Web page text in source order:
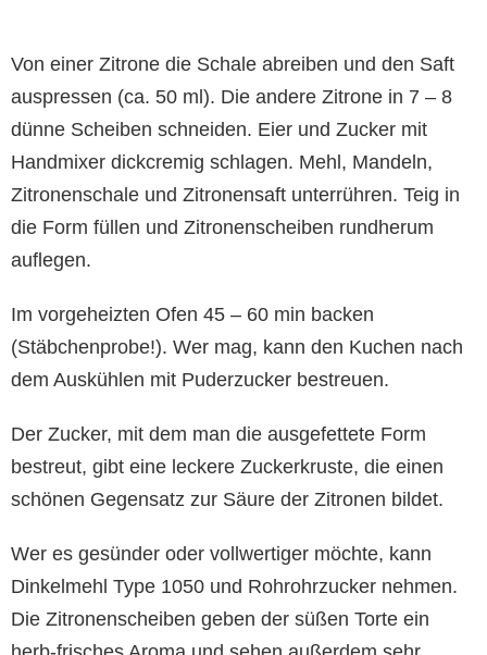
Von einer Zitrone die Schale abreiben und den Saft
auspressen (ca. 50 ml). Die andere Zitrone in 7 – 8
dünne Scheiben schneiden. Eier und Zucker mit
Handmixer dickcremig schlagen. Mehl, Mandeln,
Zitronenschale und Zitronensaft unterrühren. Teig in
die Form füllen und Zitronenscheiben rundherum
auflegen.
Im vorgeheizten Ofen 45 – 60 min backen
(Stäbchenprobe!). Wer mag, kann den Kuchen nach
dem Auskühlen mit Puderzucker bestreuen.
Der Zucker, mit dem man die ausgefettete Form
bestreut, gibt eine leckere Zuckerkruste, die einen
schönen Gegensatz zur Säure der Zitronen bildet.
Wer es gesünder oder vollwertiger möchte, kann
Dinkelmehl Type 1050 und Rohrohrzucker nehmen.
Die Zitronenscheiben geben der süßen Torte ein